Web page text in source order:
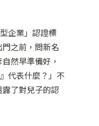
企業」認證標
之前，問新名
然早準備好，
代表什麼？」不
了對兒子的認